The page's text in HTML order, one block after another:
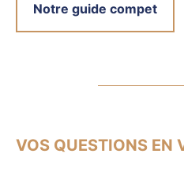
Notre guide compet
VOS QUESTIONS EN